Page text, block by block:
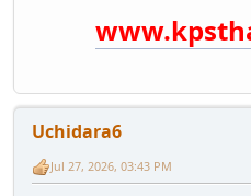
Uchidara6
Jul 27, 2026, 03:43 PM